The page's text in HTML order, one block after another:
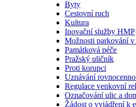
Byty
Cestovní ruch
Kultura
Inovační služby HMP
Možnosti parkování v
Památková péče
Pražský uličník
Proti korupci
Uznávání
Regulace venkovní
Označování ulic a
Žádost o vyjádření k